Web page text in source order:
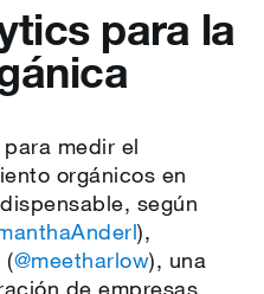
para la
medir el
orgánicos en
según
),
(@meetharlow), una
de empresas